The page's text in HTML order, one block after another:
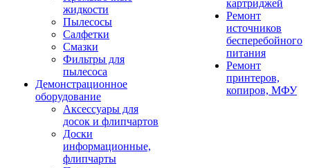
жидкости
Пылесосы
Салфетки
Смазки
Фильтры для
пылесоса
Демонстрационное
оборудование
Аксессуары для
досок и флипчартов
Доски
информационные,
флипчарты
картриджей
Ремонт
источников
бесперебойного
питания
Ремонт
принтеров,
копиров, МФУ